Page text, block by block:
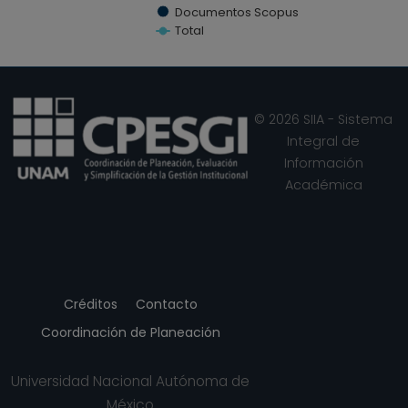
SEDIMENTARY GEOLOGY, Países Bajos
Documentos Scopus
Total
End of interactive chart.
Créditos
Contacto
Coordinación de Planeación
Universidad Nacional Autónoma de
© 2026 SIIA - Sistema
Integral de
Información
Académica